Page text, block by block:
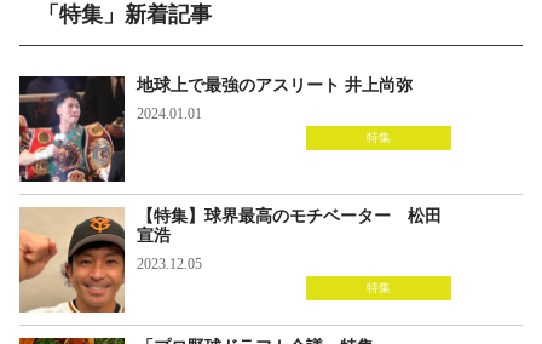
「特集」新着記事
地球上で最強のアスリート 井上尚弥
2024.01.01
特集
【特集】球界最高のモチベーター 松田
宣浩
2023.12.05
特集